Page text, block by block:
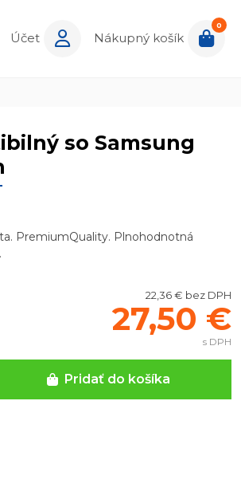
Účet Nákupný košík
0
so Samsung
PremiumQuality. Plnohodnotná
22,36 € bez DPH
27,50 €
s DPH
Pridať do košíka